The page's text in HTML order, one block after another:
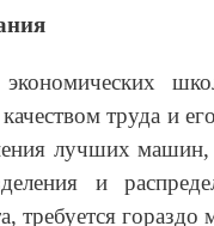
труда и
лучших машин,
и
требуется